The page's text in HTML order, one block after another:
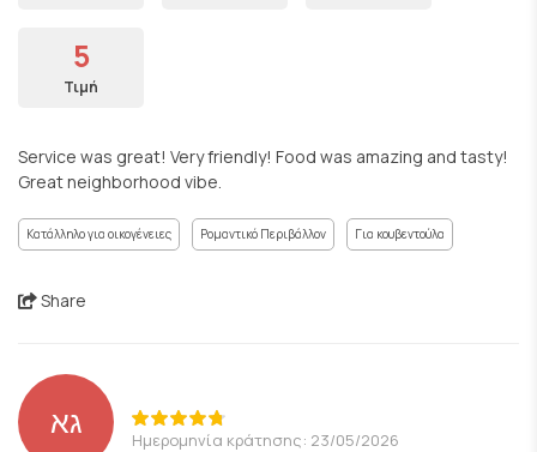
5
Τιμή
Service was great! Very friendly! Food was amazing and tasty!
Great neighborhood vibe.
Κατάλληλο για οικογένειες Ρομαντικό Περιβάλλον Για κουβεντούλα
Share
גא Ημερομηνία κράτησης: 23/05/2026